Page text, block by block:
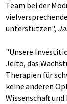
Team bei der
unterstützen",
"Unsere
Jeito, das
Therapien für
keine anderen
Wissenschaft